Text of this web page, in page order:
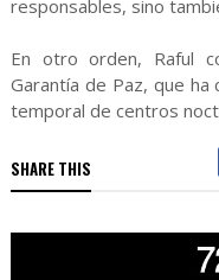
responsables, sino
En otro orden, Raful
Garantía de Paz, que ha
temporal de centros
SHARE THIS